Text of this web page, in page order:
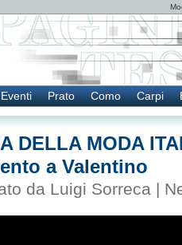
Eventi Prato Como Carpi
DELLA MODA
a Valentino
da Luigi Sorreca |